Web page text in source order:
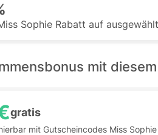
Sophie Rabatt auf
mit
gratis
mit Gutscheincodes Miss Sophie